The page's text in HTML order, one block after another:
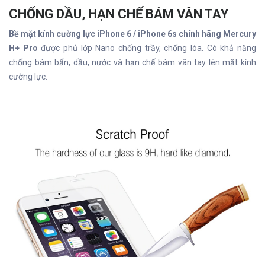
CHỐNG DẦU, HẠN CHẾ BÁM VÂN TAY
Bề mặt kính cường lực iPhone 6 / iPhone 6s chính hãng Mercury
H+ Pro được phủ lớp Nano chống trầy, chống lóa. Có khả năng
chống bám bẩn, dầu, nước và hạn chế bám vân tay lên mặt kính
cường lực.